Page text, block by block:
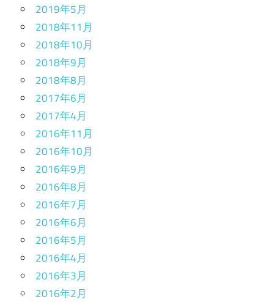
2019年5月
2018年11月
2018年10月
2018年9月
2018年8月
2017年6月
2017年4月
2016年11月
2016年10月
2016年9月
2016年8月
2016年7月
2016年6月
2016年5月
2016年4月
2016年3月
2016年2月